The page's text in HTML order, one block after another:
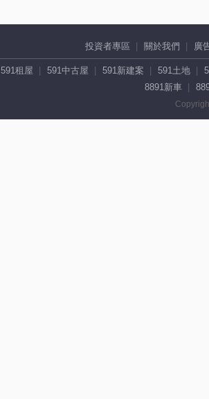
投資者專區 關於我們 廣
591租屋 591中古屋 591新建案 591土地
8891新車